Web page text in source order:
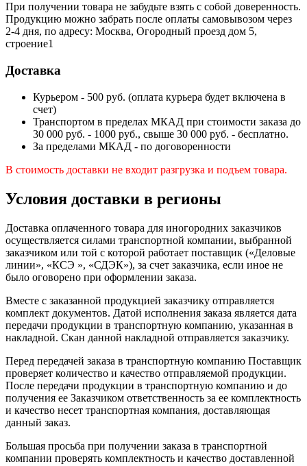
При получении товара не забудьте взять с собой доверенность.
Продукцию можно забрать после оплаты самовывозом через
2-4 дня, по адресу: Москва, Огородный проезд дом 5,
строение1
Доставка
Курьером - 500 руб. (оплата курьера будет включена в
счет)
Транспортом в пределах МКАД при стоимости заказа до
30 000 руб. - 1000 руб., свыше 30 000 руб. - бесплатно.
За пределами МКАД - по договоренности
В стоимость доставки не входит разгрузка и подъем товара.
Условия доставки в регионы
Доставка оплаченного товара для иногородних заказчиков
осуществляется силами транспортной компании, выбранной
заказчиком или той с которой работает поставщик («Деловые
линии», «КСЭ », «СДЭК»), за счет заказчика, если иное не
было оговорено при оформлении заказа.
Вместе с заказанной продукцией заказчику отправляется
комплект документов. Датой исполнения заказа является дата
передачи продукции в транспортную компанию, указанная в
накладной. Скан данной накладной отправляется заказчику.
Перед передачей заказа в транспортную компанию Поставщик
проверяет количество и качество отправляемой продукции.
После передачи продукции в транспортную компанию и до
получения ее Заказчиком ответственность за ее комплектность
и качество несет транспортная компания, доставляющая
данный заказ.
Большая просьба при получении заказа в транспортной
компании проверять комплектность и качество доставленной